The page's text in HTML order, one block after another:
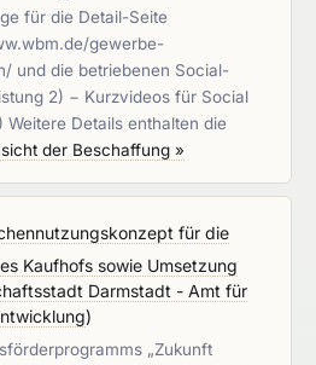
für die Detail-Seite
gewerbe-
und die betriebenen Social-
2) − Kurzvideos für Social
Weitere Details enthalten die
der Beschaffung »
für die
Kaufhofs sowie Umsetzung
Darmstadt - Amt für
)
„Zukunft